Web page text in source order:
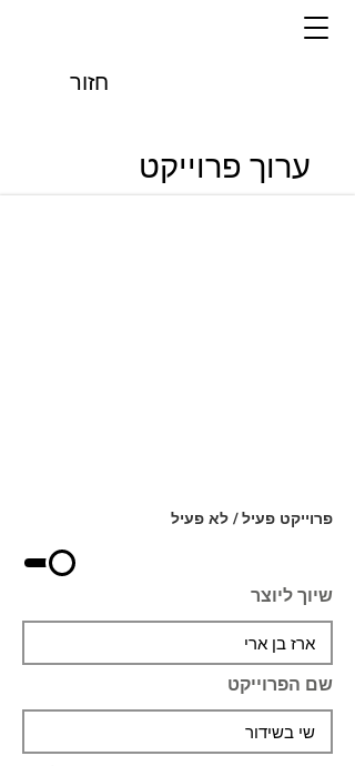
חזור
ערוך פרוייקט
פרוייקט פעיל / לא פעיל
שיוך ליוצר
שם הפרוייקט